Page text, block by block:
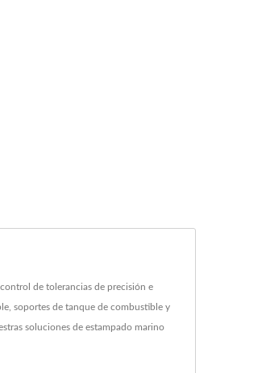
de tolerancias de precisión e
soportes de tanque de combustible y
soluciones de estampado marino